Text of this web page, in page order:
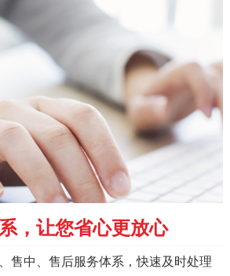
，让您省心更放心
售中、售后服务体系，快速及时处理